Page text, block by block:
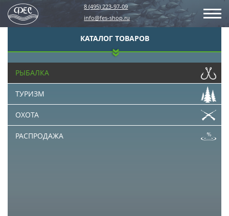
8 (495) 223-97-09
info@fes-shop.ru
КАТАЛОГ ТОВАРОВ
РЫБАЛКА
ТУРИЗМ
ОХОТА
РАСПРОДАЖА